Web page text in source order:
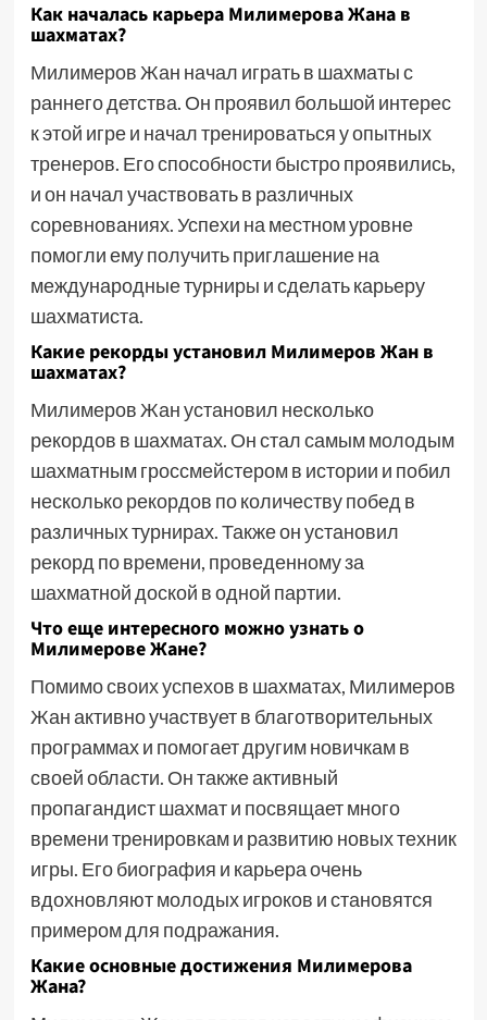
Как началась карьера Милимерова Жана в
шахматах?
Милимеров Жан начал играть в шахматы с
раннего детства. Он проявил большой интерес
к этой игре и начал тренироваться у опытных
тренеров. Его способности быстро проявились,
и он начал участвовать в различных
соревнованиях. Успехи на местном уровне
помогли ему получить приглашение на
международные турниры и сделать карьеру
шахматиста.
Какие рекорды установил Милимеров Жан в
шахматах?
Милимеров Жан установил несколько
рекордов в шахматах. Он стал самым молодым
шахматным гроссмейстером в истории и побил
несколько рекордов по количеству побед в
различных турнирах. Также он установил
рекорд по времени, проведенному за
шахматной доской в одной партии.
Что еще интересного можно узнать о
Милимерове Жане?
Помимо своих успехов в шахматах, Милимеров
Жан активно участвует в благотворительных
программах и помогает другим новичкам в
своей области. Он также активный
пропагандист шахмат и посвящает много
времени тренировкам и развитию новых техник
игры. Его биография и карьера очень
вдохновляют молодых игроков и становятся
примером для подражания.
Какие основные достижения Милимерова
Жана?